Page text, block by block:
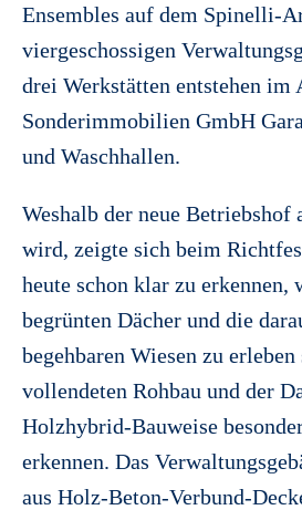
Ensembles auf dem Spinelli-
viergeschossigen
drei Werkstätten entstehen im
Sonderimmobilien GmbH
und Waschhallen.
Weshalb der neue Betriebshof
wird, zeigte sich beim
heute schon klar zu erkennen,
begrünten Dächer und die
begehbaren Wiesen zu
vollendeten Rohbau und der
Holzhybrid-Bauweise
erkennen. Das
aus Holz-Beton-Verbund-